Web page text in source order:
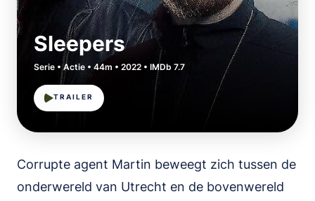
Sleepers
Serie • Actie • 44m • 2022 • IMDb 7.7
TRAILER
Corrupte agent Martin beweegt zich tussen de
onderwereld van Utrecht en de bovenwereld